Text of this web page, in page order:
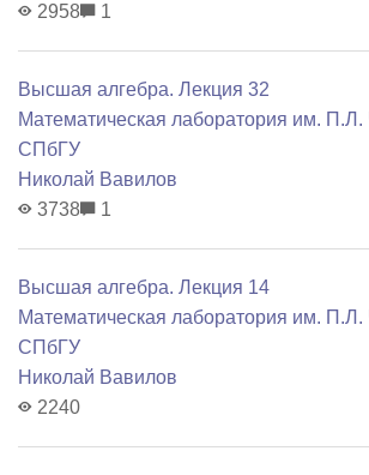
2958
1
Высшая алгебра. Лекция 32
Математичеcкая лаборатория им.
СПбГУ
Николай Вавилов
3738
1
Высшая алгебра. Лекция 14
Математичеcкая лаборатория им.
СПбГУ
Николай Вавилов
2240